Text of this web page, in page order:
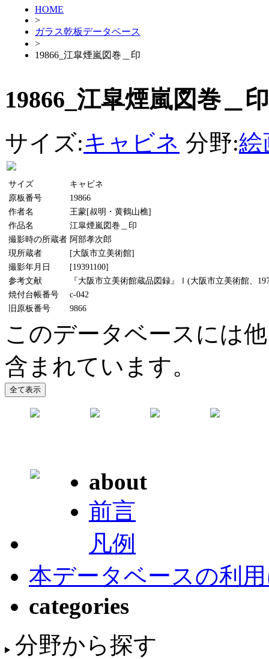
HOME
>
ガラス乾板データベース
>
19866_江皐煙嵐図巻＿印
19866_江皐煙嵐図巻＿印
サイズ:キャビネ 分野:絵
サイズ
キャビネ
原板番号
19866
作者名
王蒙[叔明・黄鶴山樵]
作品名
江皐煙嵐図巻＿印
撮影時の所蔵者 阿部孝次郎
現所蔵者
[大阪市立美術館]
撮影年月日
[19391100]
参考文献
『大阪市立美術館蔵品図録』Ⅰ(大阪市立美術館、
焼付台帳番号
c-042
旧原板番号
9866
このデータベースには
含まれています。
about
前言
凡例
本データベースの利
categories
分野から探す